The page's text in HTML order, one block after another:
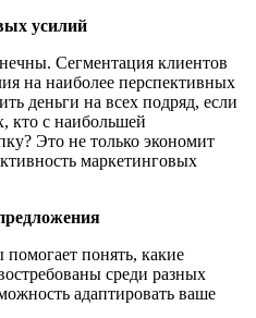
усилий
Сегментация клиентов
на наиболее перспективных
деньги на всех подряд, если
кто с наибольшей
Это не только экономит
маркетинговых
понять, какие
среди разных
адаптировать ваше